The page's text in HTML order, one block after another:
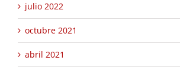
julio 2022
octubre 2021
abril 2021